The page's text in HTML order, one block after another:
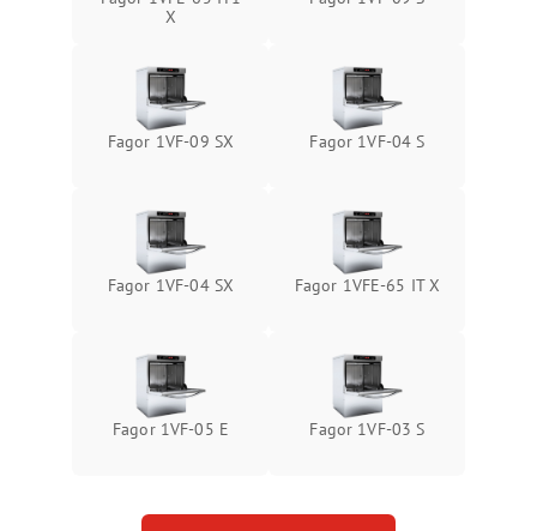
X
Fagor 1VF-09 SX Fagor 1VF-04 S
Fagor 1VF-04 SX Fagor 1VFE-65 IT X
Fagor 1VF-05 E Fagor 1VF-03 S